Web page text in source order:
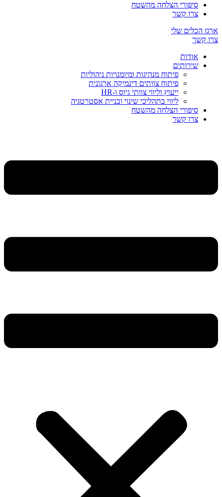
סיפורי הצלחה מהשטח
צרו קשר
ארגז הכלים שלי
צרו קשר
אודות
שירותים
פיתוח מנהיגות ומיומנויות ניהוליות
פיתוח צוותים דינמיקה ארגונית
ייעוץ וליווי צוותי גיוס ו-HR
ליווי בתהליכי שינוי ובניית אסטרטגיה
סיפורי הצלחה מהשטח
צרו קשר